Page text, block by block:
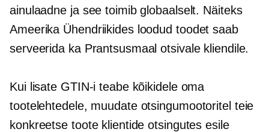
ainulaadne ja see toimib globaalselt. Näiteks
Ameerika Ühendriikides loodud toodet saab
serveerida ka Prantsusmaal otsivale kliendile.
Kui lisate GTIN-i teabe kõikidele oma
tootelehtedele, muudate otsingumootoritel teie
konkreetse toote klientide otsingutes esile